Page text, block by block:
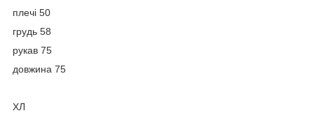
плечі 50
грудь 58
рукав 75
довжина 75
ХЛ